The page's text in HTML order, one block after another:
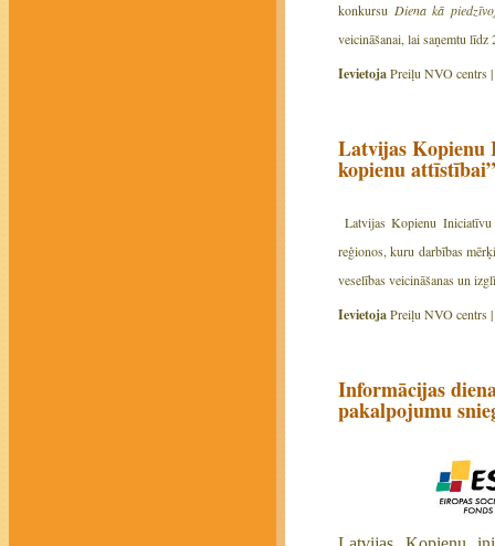
konkursu Diena kā
veicināšanai, lai saņemtu
IevietojaPreiļu NVO centrs |
Latvijas Kopienu
kopienu attīstībai”
Latvijas Kopienu
reģionos, kuru darbības
veselības veicināšanas un
IevietojaPreiļu NVO centrs |
Informācijas
pakalpojumu